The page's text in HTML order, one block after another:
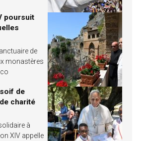
poursuit
de
monastères
de
charité
à
XIV appelle